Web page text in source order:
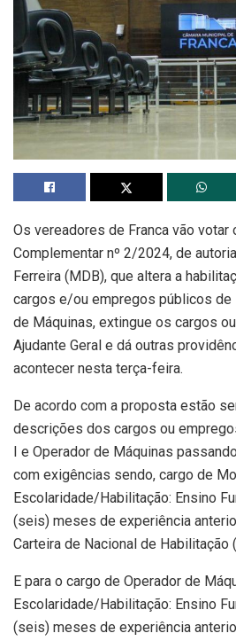
Os vereadores de Franca vão votar
Complementar nº 2/2024, de
Ferreira (MDB), que altera a
cargos e/ou empregos públicos
de Máquinas, extingue os cargos
Ajudante Geral e dá outras
acontecer nesta terça-feira.
De acordo com a proposta estão
descrições dos cargos ou
I e Operador de Máquinas
com exigências sendo, cargo de
Escolaridade/Habilitação: Ensino
(seis) meses de experiência
Carteira de Nacional de Habilitação
E para o cargo de Operador de
Escolaridade/Habilitação: Ensino
(seis) meses de experiência